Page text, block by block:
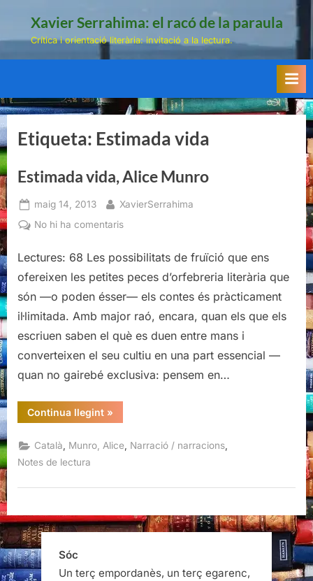
Xavier Serrahima: el racó de la paraula
Crítica i orientació literària: invitació a la lectura.
Etiqueta: Estimada vida
Estimada vida, Alice Munro
Posted
on
maig 14, 2013 By
XavierSerrahima
No hi ha comentarisa
vida,
Lectures: 68 Les possibilitats de fruïció que ens
ofereixen les petites peces d’orfebreria literària que
són —o poden ésser— els contes és pràcticament
il·limitada. Amb major raó, encara, quan els que els
escriuen saben el què es duen entre mans i
converteixen el seu cultiu en una part essencial —
quan no gairebé exclusiva: pensem en…
Continua llegint“Estimada
vida,
Munro”
»
Català Munro, Alice Narració / narracions
Notes de lectura
Sóc
Un terç empordanès, un terç egarenc,